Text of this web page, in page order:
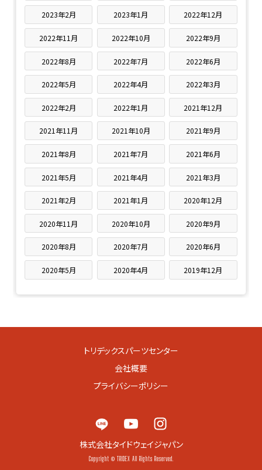
2023年2月 2023年1月 2022年12月
2022年11月 2022年10月 2022年9月
2022年8月 2022年7月 2022年6月
2022年5月 2022年4月 2022年3月
2022年2月 2022年1月 2021年12月
2021年11月 2021年10月 2021年9月
2021年8月 2021年7月 2021年6月
2021年5月 2021年4月 2021年3月
2021年2月 2021年1月 2020年12月
2020年11月 2020年10月 2020年9月
2020年8月 2020年7月 2020年6月
2020年5月 2020年4月 2019年12月
トリデックスパーツセンター
会社概要
プライバシーポリシー
株式会社タイドウェイジャパン
Copyright © TRIDEX All Rights Reserved.